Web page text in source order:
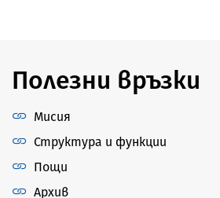
Полезни връзки
Мисия
Структура и функции
Пощи
Архив